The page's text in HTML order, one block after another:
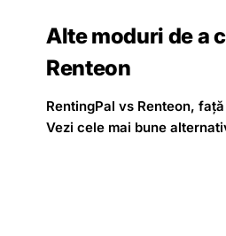
Alte moduri de a
Renteon
RentingPal vs Renteon,
Vezi cele mai bune